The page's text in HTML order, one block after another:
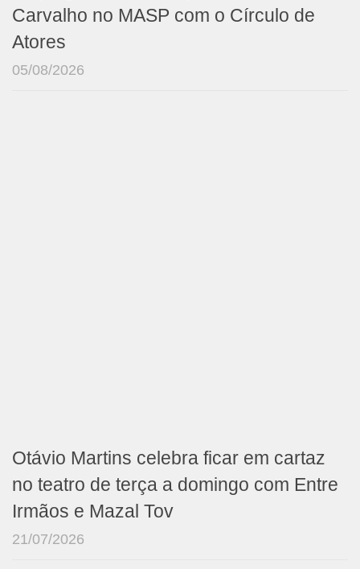
Carvalho no MASP com o Círculo de
Atores
05/08/2026
Otávio Martins celebra ficar em cartaz
no teatro de terça a domingo com Entre
Irmãos e Mazal Tov
21/07/2026